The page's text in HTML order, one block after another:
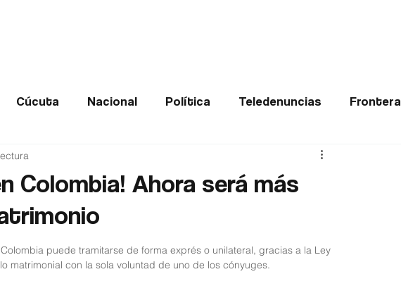
Cúcuta Nacional Política Teledenuncias Frontera
Buenas noticias
Norte de Santander
Colombia! Ahora será más
puede tramitarse de forma exprés o unilateral, gracias a la Ley
matrimonial con la sola voluntad de uno de los cónyuges.